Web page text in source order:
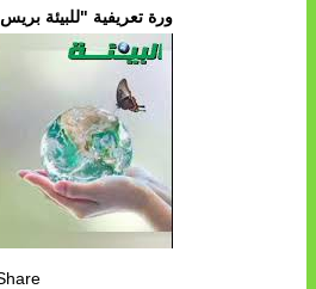
ورة تعريفية "للبيئة بريس".
Share: